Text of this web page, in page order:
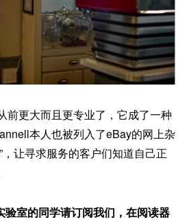
前更大而且更专业了，它成了一种
本人也被列入了eBay的网上杂
，让寻求服务的客户们知道自己正
验室的同学请订阅我们，在阅读器